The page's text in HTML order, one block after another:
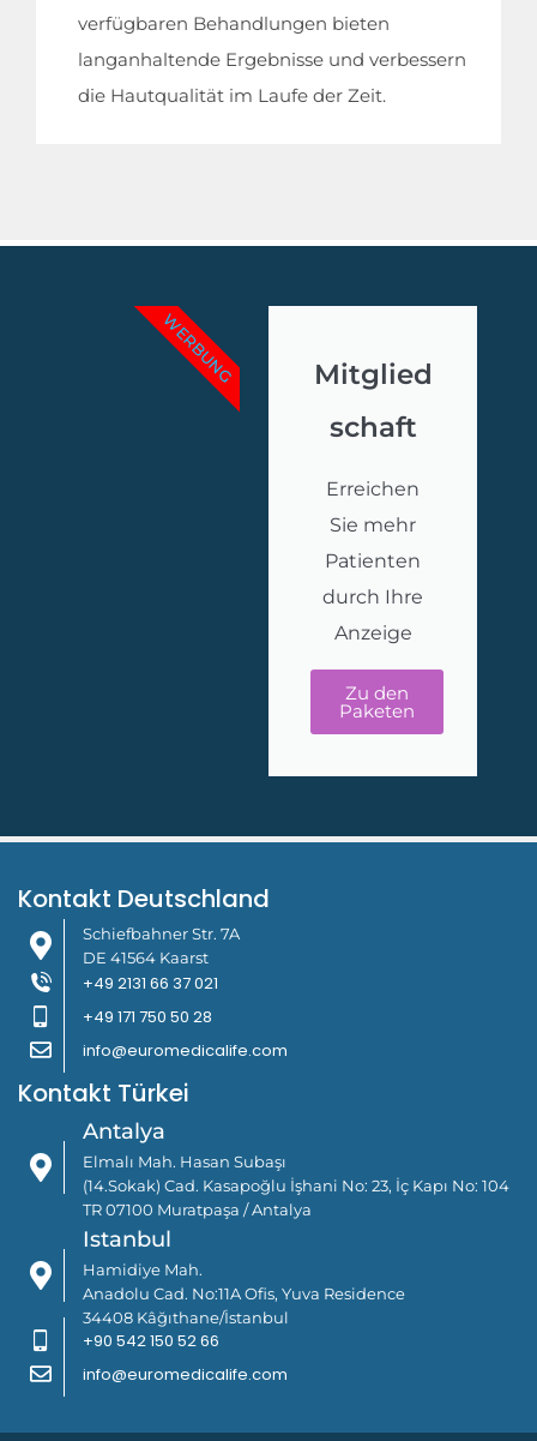
verfügbaren Behandlungen bieten
langanhaltende Ergebnisse und verbessern
die Hautqualität im Laufe der Zeit.
Mitglied
schaft
Erreichen
Sie mehr
Patienten
durch Ihre
Anzeige
Zu den
Paketen
WERBUNG
Kontakt Deutschland
Schiefbahner Str. 7A
DE 41564 Kaarst
+49 2131 66 37 021
+49 171 750 50 28
info@euromedicalife.com
Kontakt Türkei
Antalya
Elmalı Mah. Hasan Subaşı
(14.Sokak) Cad. Kasapoğlu İşhani No: 23, İç Kapı No: 104
TR 07100 Muratpaşa / Antalya
Istanbul
Hamidiye Mah.
Anadolu Cad. No:11A Ofis, Yuva Residence
34408 Kâğıthane/İstanbul
+90 542 150 52 66
info@euromedicalife.com